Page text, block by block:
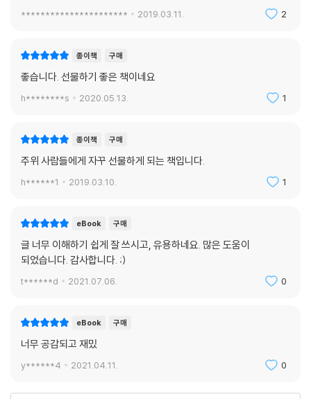
********************** 2019.03.11. 2
종이책 구매
좋습니다. 선물하기 좋은 책이네요
h********s 2020.05.13. 1
종이책 구매
주위 사람들에게 자꾸 선물하게 되는 책입니다.
h******1 2019.03.10. 1
eBook 구매
글 너무 이해하기 쉽게 잘 쓰시고, 유용하네요. 많은 도움이
되었습니다. 감사합니다. ;)
t******d 2021.07.06. 0
eBook 구매
너무 공감되고 재밌
y******4 2021.04.11. 0